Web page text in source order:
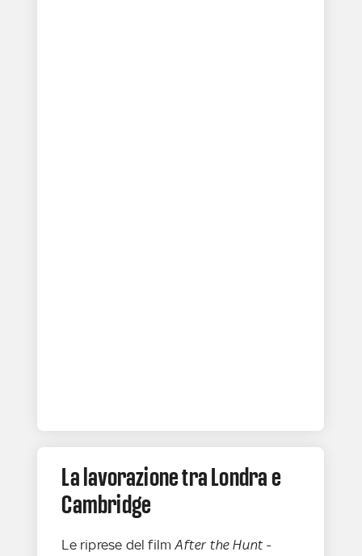
La lavorazione tra Londra e
Cambridge
Le riprese del filmAfter the Hunt -